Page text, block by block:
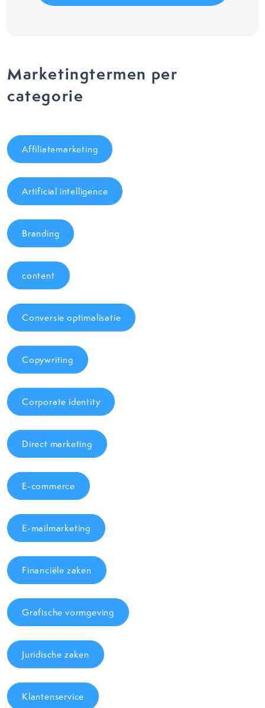
Marketingtermen per
categorie
Affiliatemarketing
Artificial intelligence
Branding
content
Conversie optimalisatie
Copywriting
Corporate identity
Direct marketing
E-commerce
E-mailmarketing
Financiële zaken
Grafische vormgeving
Juridische zaken
Klantenservice